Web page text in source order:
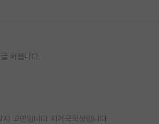
써봅니다.
고민입니다 지거국학생입니다